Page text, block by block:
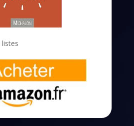
listes